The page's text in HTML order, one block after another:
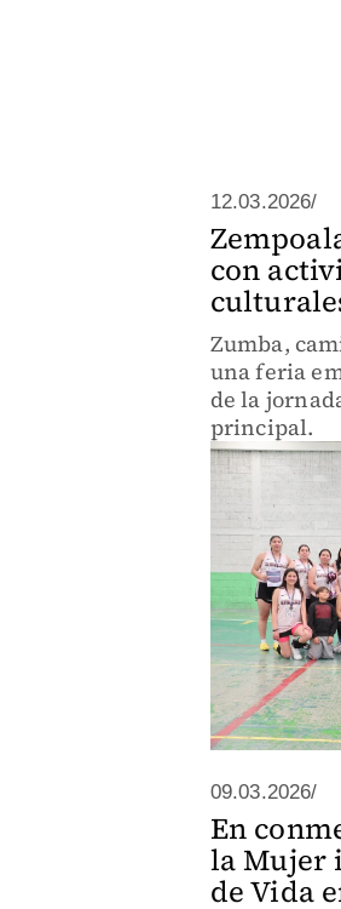
12.03.2026/
con
Zumba,
una feria
de la
principal.
09.03.2026/
En
la Mujer
de Vida